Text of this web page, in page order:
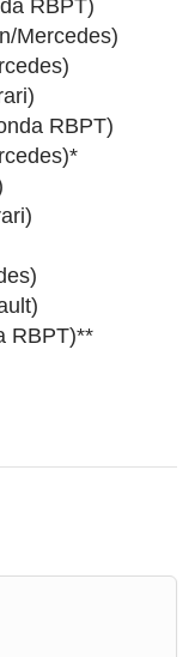
RBPT)
Mercedes)
RBPT)
RBPT)**